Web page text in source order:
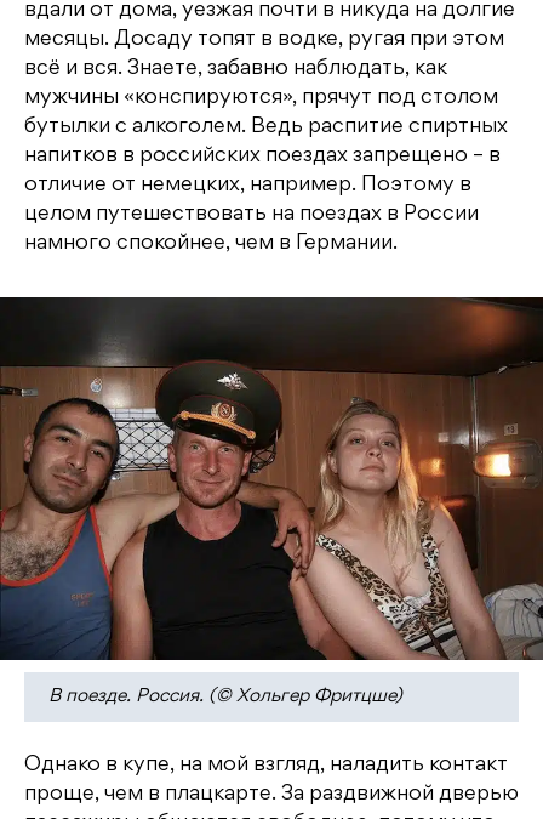
вдали от дома, уезжая почти в никуда на долгие
месяцы. Досаду топят в водке, ругая при этом
всё и вся. Знаете, забавно наблюдать, как
мужчины «конспируются», прячут под столом
бутылки с алкоголем. Ведь распитие спиртных
напитков в российских поездах запрещено – в
отличие от немецких, например. Поэтому в
целом путешествовать на поездах в России
намного спокойнее, чем в Германии.
В поезде. Россия. (© Хольгер Фритцше)
Однако в купе, на мой взгляд, наладить контакт
проще, чем в плацкарте. За раздвижной дверью